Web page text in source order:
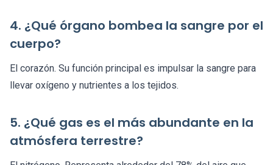
4. ¿Qué órgano bombea la sangre por el
cuerpo?
El corazón. Su función principal es impulsar la sangre para
llevar oxígeno y nutrientes a los tejidos.
5. ¿Qué gas es el más abundante en la
atmósfera terrestre?